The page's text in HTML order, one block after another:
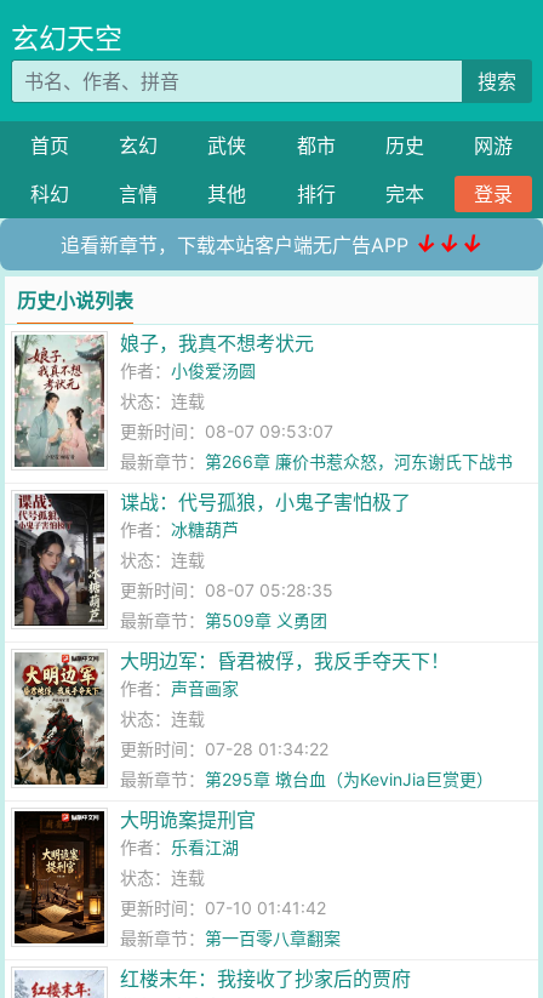
玄幻天空
搜索
首页 玄幻 武侠 都市 历史
网游
科幻
言情 其他 排行 完本 登录
追看新章节，下载本站客户端无广告APP ↓↓↓
历史小说列表
娘子，我真不想考状元
作者：小俊爱汤圆
状态：连载
更新时间：08-07 09:53:07
最新章节：第266章 廉价书惹众怒，河东谢氏下战书
谍战：代号孤狼，小鬼子害怕极了
作者：冰糖葫芦
状态：连载
更新时间：08-07 05:28:35
最新章节：第509章 义勇团
大明边军：昏君被俘，我反手夺天下！
作者： 声音画家
状态：连载
更新时间：07-28 01:34:22
最新章节：第295章 墩台血（为KevinJia巨赏更）
大明诡案提刑官
作者： 乐看江湖
状态：连载
更新时间：07-10 01:41:42
最新章节：第一百零八章翻案
红楼末年：我接收了抄家后的贾府